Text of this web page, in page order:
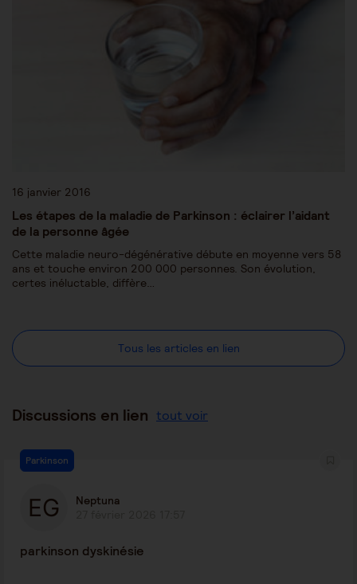
16 janvier 2016
Les étapes de la maladie de Parkinson : éclairer l’aidant
de la personne âgée
Cette maladie neuro-dégénérative débute en moyenne vers 58
ans et touche environ 200 000 personnes. Son évolution,
certes inéluctable, diffère…
Tous les articles en lien
Discussions en lien tout voir
Parkinson
Neptuna
parkinson dyskinésie